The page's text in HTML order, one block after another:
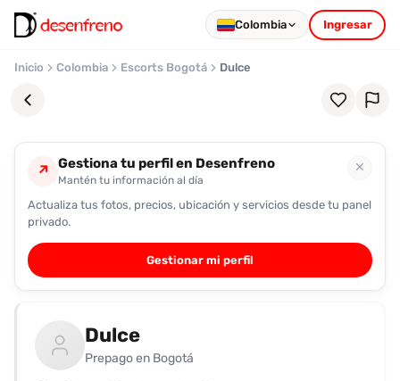
Colombia Ingresar
Inicio Colombia Escorts Bogotá Dulce
Favoritos
Pronto
podrás
registrarte
guardar
favoritas
↗ Gestiona tu perfil en Desenfreno
Mantén tu información al día
✕
Actualiza tus fotos, precios, ubicación y servicios desde tu panel
privado.
Gestionar mi perfil
Dulce
Prepago en Bogotá